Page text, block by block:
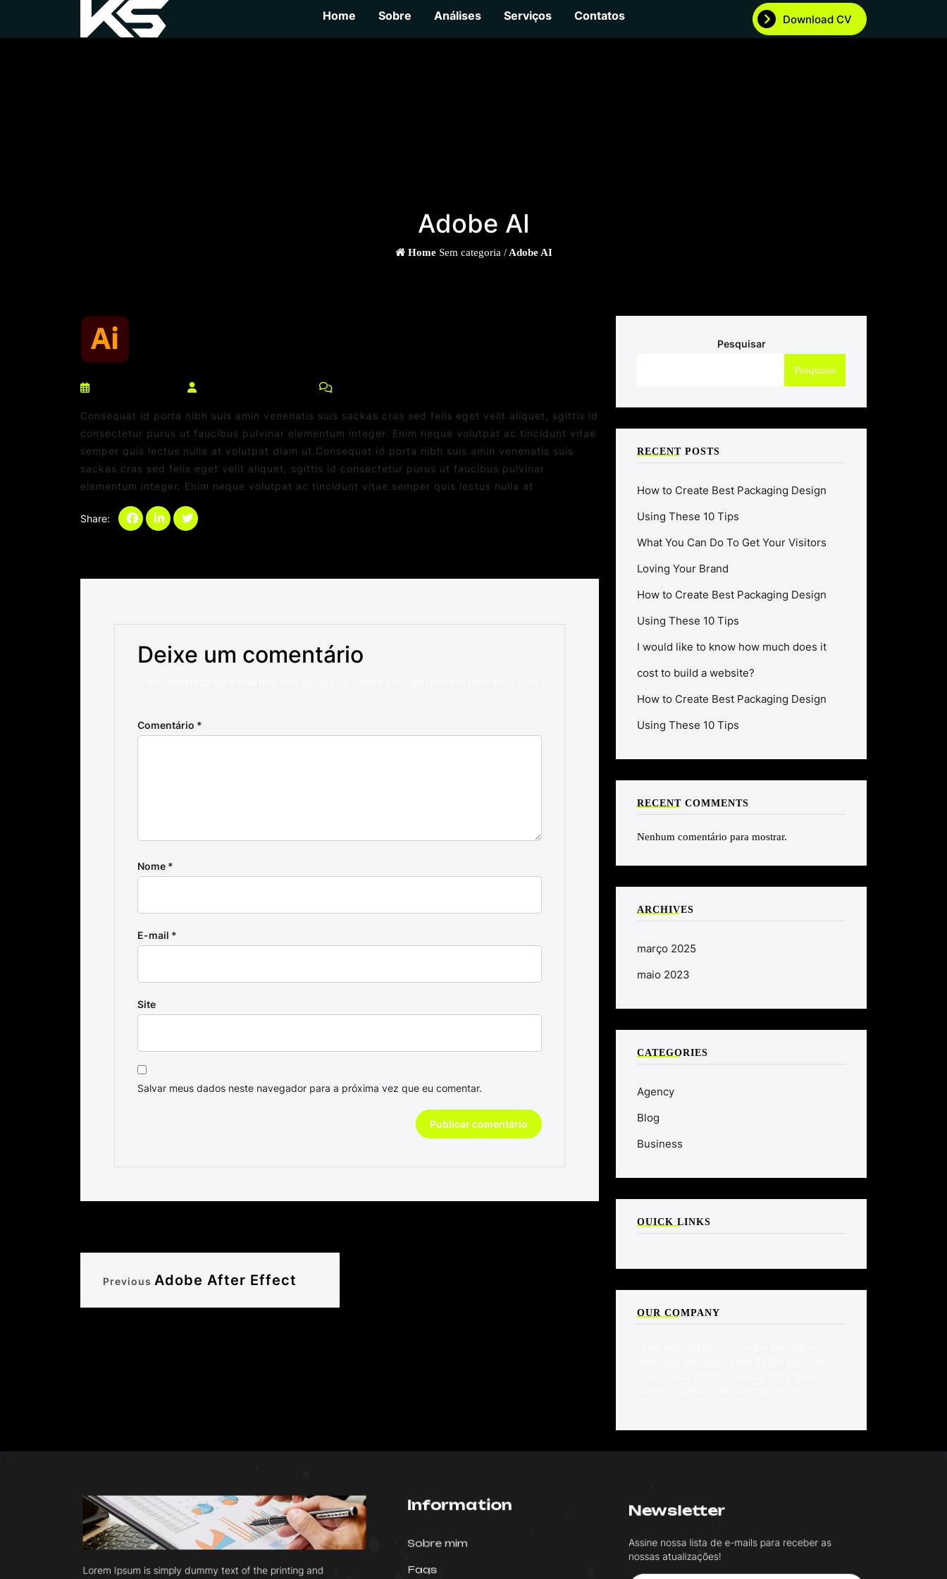
Home Sobre Análises Serviços Contatos Download CV
Adobe AI
Home Sem categoria /Adobe AI
Consequat id porta nibh suis amin venenatis suis sackas cras sed felis eget velit aliquet, sgittis id
consectetur purus ut faucibus pulvinar elementum integer. Enim neque volutpat ac tincidunt vitae
semper quis lectus nulla at volutpat diam ut.Consequat id porta nibh suis amin venenatis suis
sackas cras sed felis eget velit aliquet, sgittis id consectetur purus ut faucibus pulvinar
elementum integer. Enim neque volutpat ac tincidunt vitae semper quis lectus nulla at
Share:
Deixe um comentário
Comentário *
Nome *
E-mail *
Site
Salvar meus dados neste navegador para a próxima vez que eu comentar.
Previous Adobe After Effect
Pesquisar
Pesquisar
RECENT POSTS
How to Create Best Packaging Design
Using These 10 Tips
What You Can Do To Get Your Visitors
Loving Your Brand
How to Create Best Packaging Design
Using These 10 Tips
I would like to know how much does it
cost to build a website?
How to Create Best Packaging Design
Using These 10 Tips
RECENT COMMENTS
Nenhum comentário para mostrar.
ARCHIVES
março 2025
maio 2023
CATEGORIES
Agency
Blog
Business
QUICK LINKS
OUR COMPANY
Lorem Ipsum is simply dummy text of the printing and
Information
Sobre mim
Faqs
Newsletter
Assine nossa lista de e-mails para receber as
nossas atualizações!